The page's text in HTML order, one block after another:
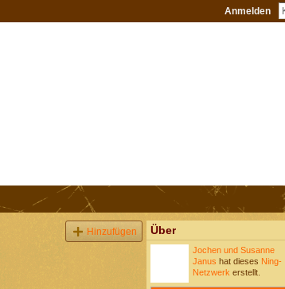
Anmelden
Hinzufügen Über
Jochen und Susanne
Janus hat dieses Ning-
Netzwerk erstellt.